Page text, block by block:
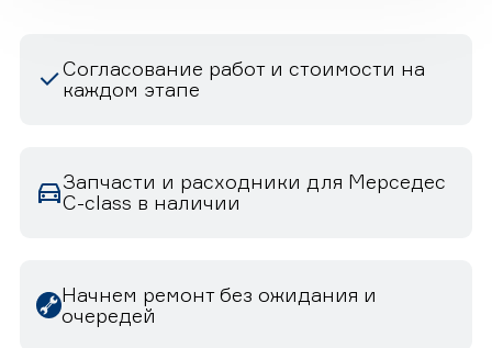
Согласование работ и стоимости на
каждом этапе
Запчасти и расходники для Мерседес
C-class в наличии
Начнем ремонт без ожидания и
очередей